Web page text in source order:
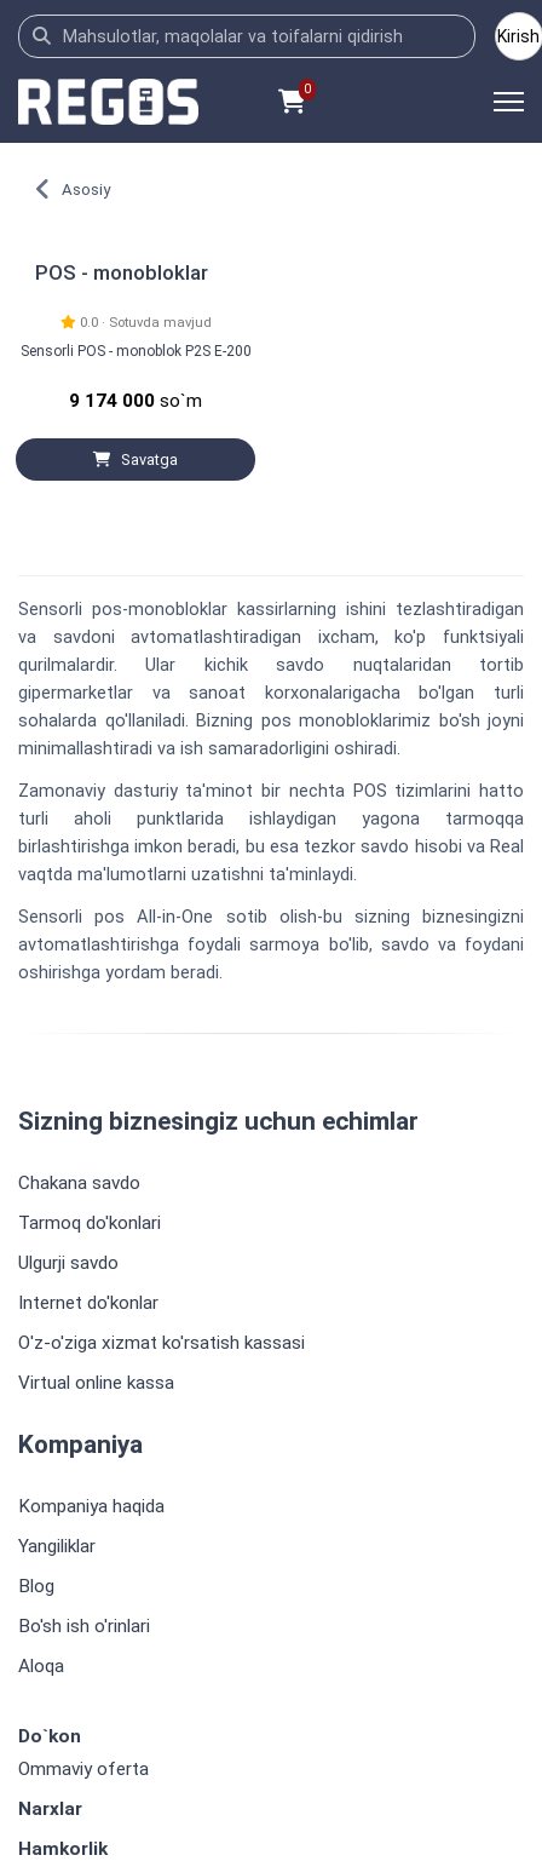
Kirish
0
Asosiy
POS - monobloklar
0.0 · Sotuvda mavjud
Sensorli POS - monoblok P2S E-200
9 174 000 so`m
Savatga
Sensorli pos-monobloklar kassirlarning ishini tezlashtiradigan
va savdoni avtomatlashtiradigan ixcham, ko'p funktsiyali
qurilmalardir. Ular kichik savdo nuqtalaridan tortib
gipermarketlar va sanoat korxonalarigacha bo'lgan turli
sohalarda qo'llaniladi. Bizning pos monobloklarimiz bo'sh joyni
minimallashtiradi va ish samaradorligini oshiradi.
Zamonaviy dasturiy ta'minot bir nechta POS tizimlarini hatto
turli aholi punktlarida ishlaydigan yagona tarmoqqa
birlashtirishga imkon beradi, bu esa tezkor savdo hisobi va Real
vaqtda ma'lumotlarni uzatishni ta'minlaydi.
Sensorli pos All-in-One sotib olish-bu sizning biznesingizni
avtomatlashtirishga foydali sarmoya bo'lib, savdo va foydani
oshirishga yordam beradi.
Sizning biznesingiz uchun echimlar
Chakana savdo
Tarmoq do'konlari
Ulgurji savdo
Internet do'konlar
O'z-o'ziga xizmat ko'rsatish kassasi
Virtual online kassa
Kompaniya
Kompaniya haqida
Yangiliklar
Blog
Bo'sh ish o'rinlari
Aloqa
Do`kon
Ommaviy oferta
Narxlar
Hamkorlik